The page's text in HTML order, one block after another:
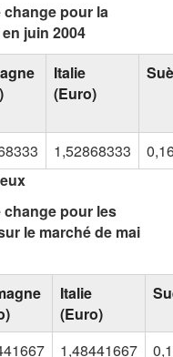
change pour la
juin 2004
Italie
(Euro)
1,52868333
change pour les
le marché de mai
Italie
(Euro)
1,48441667